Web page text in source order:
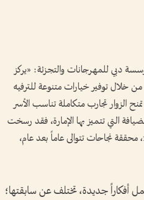
دبي للمهرجانات والتجزئة: «يركز
من خلال توفير خيارات متنوعة للترفيه
الزوار تجارب متكاملة تناسب الأسر
التي تتميز بها الإمارة، فقد رسخت
مكانتها مدينة للمهرجانات منذ انطلاق أول مهرجان للتسوق عام 1996، محققة نجاحات تتوالى عاماً بعد عام،
جديدة، تختلف عن سابقتها؛